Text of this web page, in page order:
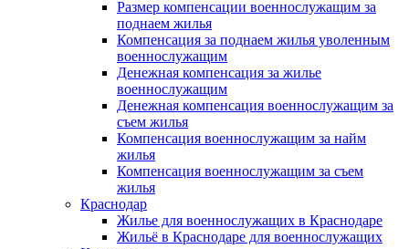
Размер компенсации военнослужащим за
поднаем жилья
Компенсация за поднаем жилья уволенным
военнослужащим
Денежная компенсация за жилье
военнослужащим
Денежная компенсация военнослужащим за
съем жилья
Компенсация военнослужащим за найм
жилья
Компенсация военнослужащим за съем
жилья
Краснодар
Жилье для военнослужащих в Краснодаре
Жильё в Краснодаре для военнослужащих